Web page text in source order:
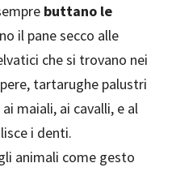
buttano le
il pane secco alle
che si trovano nei
tartarughe palustri
maiali, ai cavalli, e al
i denti.
animali come gesto